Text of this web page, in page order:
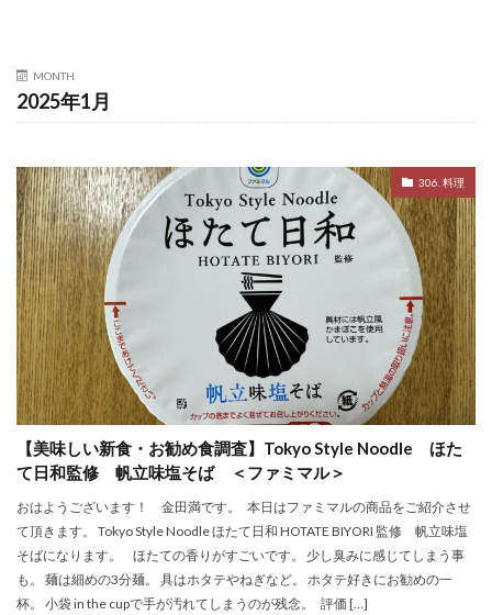
MONTH
2025年1月
306. 料理
【美味しい新食・お勧め食調査】Tokyo Style Noodle ほた
て日和監修 帆立味塩そば ＜ファミマル＞
おはようございます！ 金田満です。 本日はファミマルの商品をご紹介させ
て頂きます。 Tokyo Style Noodle ほたて日和 HOTATE BIYORI 監修 帆立味塩
そばになります。 ほたての香りがすごいです。 少し臭みに感じてしまう事
も。 麺は細めの3分麺。 具はホタテやねぎなど。 ホタテ好きにお勧めの一
杯。 小袋 in the cupで手が汚れてしまうのが残念。 評価 […]